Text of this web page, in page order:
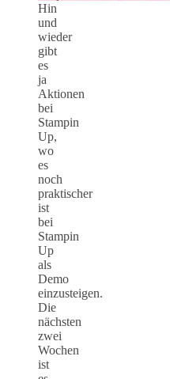
Hin
und
wieder
gibt
es
ja
Aktionen
bei
Stampin
Up,
wo
es
noch
praktischer
ist
bei
Stampin
Up
als
Demo
einzusteigen.
Die
nächsten
zwei
Wochen
ist